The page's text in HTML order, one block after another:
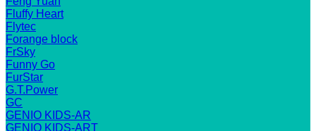
Fluffy Heart
Flytec
Forange block
FrSky
Funny Go
FurStar
G.T.Power
GC
GENIO KIDS-AR
GENIO KIDS-ART